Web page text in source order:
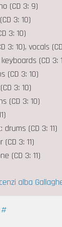
(CD 3: 9)
3: 10)
3: 10)
3: 10), vocals
(CD 3:
(CD 3: 10)
3: 10)
(CD 3: 10)
(CD 3: 11)
3: 11)
(CD 3: 11)
alba
#